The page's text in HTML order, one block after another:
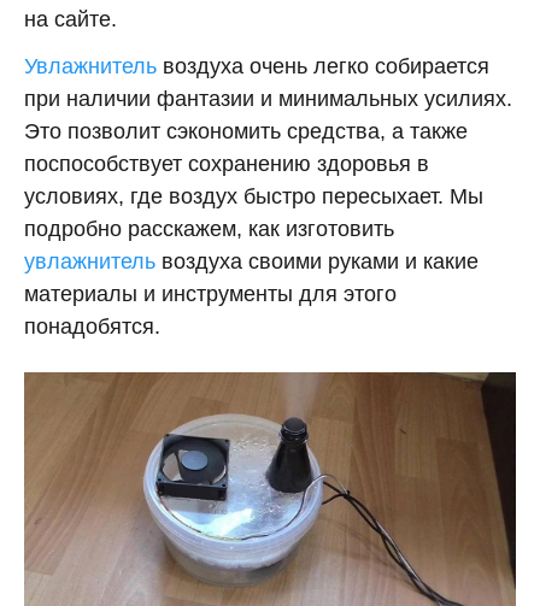
на сайте.
Увлажнитель воздуха очень легко собирается
при наличии фантазии и минимальных усилиях.
Это позволит сэкономить средства, а также
поспособствует сохранению здоровья в
условиях, где воздух быстро пересыхает. Мы
подробно расскажем, как изготовить
увлажнитель воздуха своими руками и какие
материалы и инструменты для этого
понадобятся.